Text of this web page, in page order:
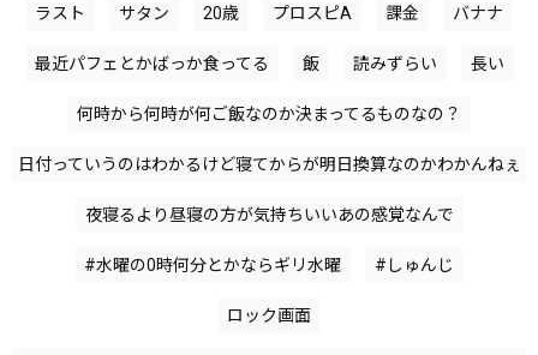
ラスト サタン 20歳 プロスピA 課金 バナナ
最近パフェとかばっか食ってる 飯 読みずらい 長い
何時から何時が何ご飯なのか決まってるものなの？
日付っていうのはわかるけど寝てからが明日換算なのかわかんねぇ
夜寝るより昼寝の方が気持ちいいあの感覚なんで
#水曜の0時何分とかならギリ水曜 #しゅんじ
ロック画面